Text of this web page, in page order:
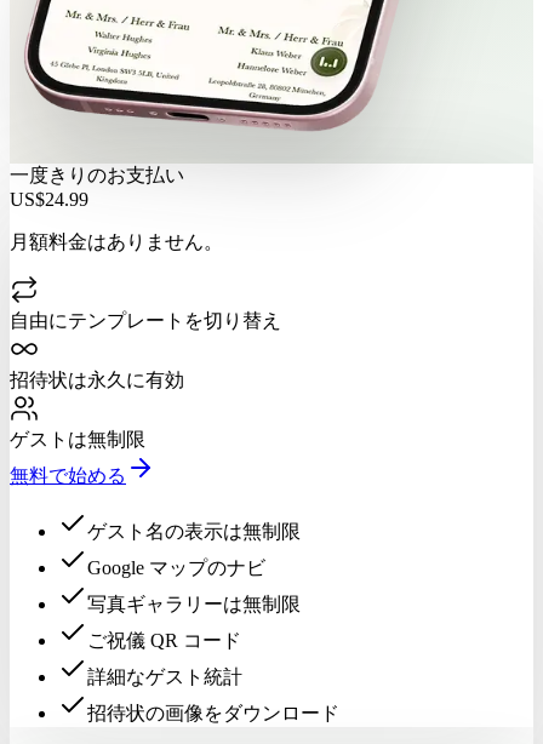
一度きりのお支払い
US$24.99
月額料金はありません。
自由にテンプレートを切り替え
招待状は永久に有効
ゲストは無制限
無料で始める
ゲスト名の表示は無制限
Google マップのナビ
写真ギャラリーは無制限
ご祝儀 QR コード
詳細なゲスト統計
招待状の画像をダウンロード